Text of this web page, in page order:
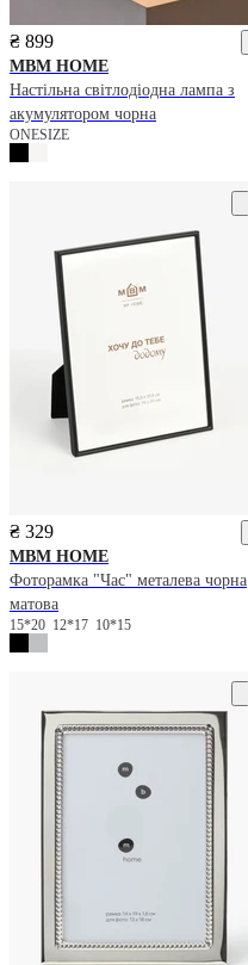
₴ 899
MBM HOME
Настільна світлодіодна лампа з
акумулятором чорна
ONESIZE
₴ 329
MBM HOME
Фоторамка "Час" металева чорна
матова
15*20 12*17 10*15